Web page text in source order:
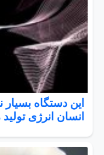
این دستگاه
انسان انرژی